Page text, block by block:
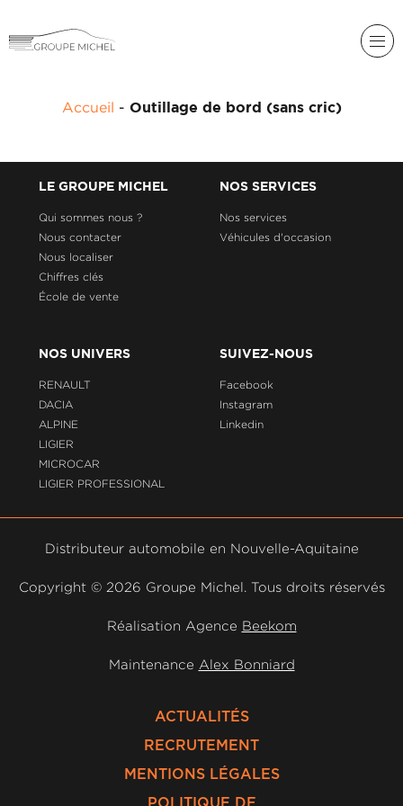
DACIA
LIGIER
MICROCAR
LIGIER
PROFESSIONAL
GROUPE
ACADÉMIE
HISTORIQUE
DU
MICHEL
Accueil - Outillage de bord (sans cric)
LE GROUPE MICHEL
Qui sommes nous ?
Nous contacter
Nous localiser
Chiffres clés
École de vente
NOS SERVICES
Nos services
Véhicules d'occasion
NOS UNIVERS
RENAULT
DACIA
ALPINE
LIGIER
MICROCAR
LIGIER PROFESSIONAL
SUIVEZ-NOUS
Facebook
Instagram
Linkedin
Distributeur automobile en Nouvelle-Aquitaine
Copyright © 2026 Groupe Michel. Tous droits réservés
Réalisation Agence Beekom
Maintenance Alex Bonniard
ACTUALITÉS
RECRUTEMENT
MENTIONS LÉGALES